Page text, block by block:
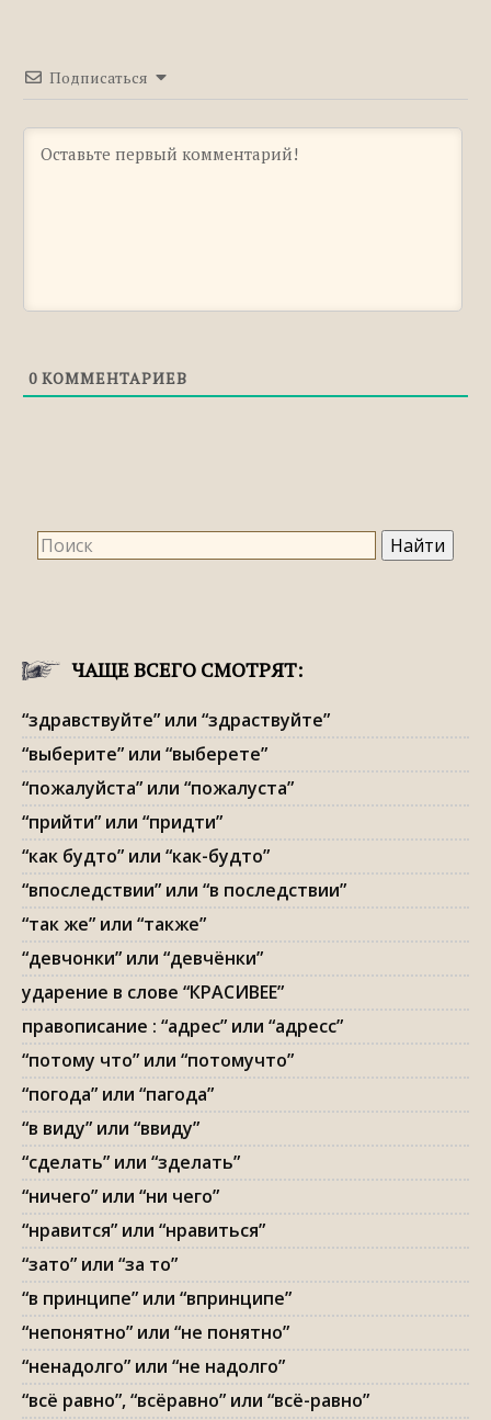
Правильное правописание: «попроще» или
«по проще»
Правильное правописание: «покрепче» или
«едите»
Правильное правописание: «понимающий»,
Подписаться
0 КОММЕНТАРИЕВ
ЧАЩЕ ВСЕГО СМОТРЯТ:
“здравствуйте” или “здраствуйте”
“выберите” или “выберете”
“пожалуйста” или “пожалуста”
“прийти” или “придти”
“как будто” или “как-будто”
“впоследствии” или “в последствии”
“так же” или “также”
“девчонки” или “девчёнки”
ударение в слове “КРАСИВЕЕ”
правописание : “адрес” или “адресс”
“потому что” или “потомучто”
“погода” или “пагода”
“в виду” или “ввиду”
“сделать” или “зделать”
“ничего” или “ни чего”
“нравится” или “нравиться”
“зато” или “за то”
“в принципе” или “впринципе”
“непонятно” или “не понятно”
“ненадолго” или “не надолго”
“всё равно”, “всёравно” или “всё-равно”